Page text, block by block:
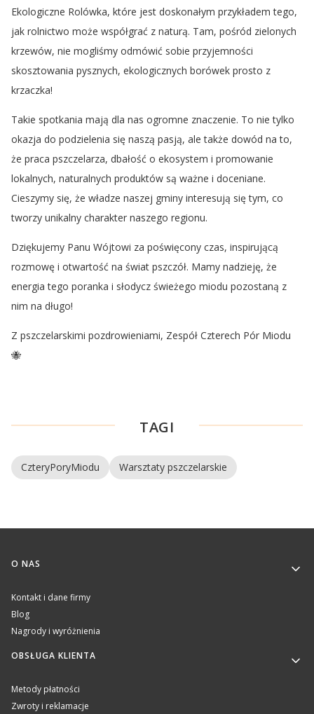
Ekologiczne Rolówka, które jest doskonałym przykładem tego,
jak rolnictwo może współgrać z naturą. Tam, pośród zielonych
krzewów, nie mogliśmy odmówić sobie przyjemności
skosztowania pysznych, ekologicznych borówek prosto z
krzaczka!
Takie spotkania mają dla nas ogromne znaczenie. To nie tylko
okazja do podzielenia się naszą pasją, ale także dowód na to,
że praca pszczelarza, dbałość o ekosystem i promowanie
lokalnych, naturalnych produktów są ważne i doceniane.
Cieszymy się, że władze naszej gminy interesują się tym, co
tworzy unikalny charakter naszego regionu.
Dziękujemy Panu Wójtowi za poświęcony czas, inspirującą
rozmowę i otwartość na świat pszczół. Mamy nadzieję, że
energia tego poranka i słodycz świeżego miodu pozostaną z
nim na długo!
Z pszczelarskimi pozdrowieniami, Zespół Czterech Pór Miodu
🐝
TAGI
CzteryPoryMiodu Warsztaty pszczelarskie
Linki w stopce
O NAS
Kontakt i dane firmy
Blog
Nagrody i wyróżnienia
OBSŁUGA KLIENTA
Metody płatności
Zwroty i reklamacje